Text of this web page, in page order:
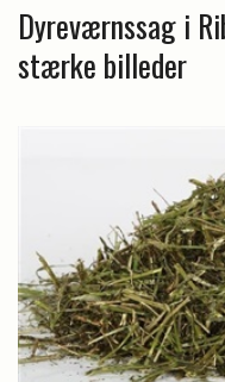
Dyreværnssag i
stærke billeder